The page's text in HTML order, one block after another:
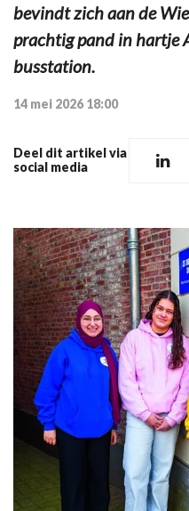
bevindt zich aan de
prachtig pand in hartje
busstation.
14 mei 2026 18:00
Deel dit artikel via
social media